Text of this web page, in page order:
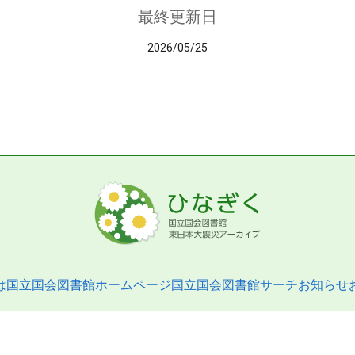
最終更新日
2026/05/25
国立国会図書館ホームページ国立国会図書館サーチお知らせ